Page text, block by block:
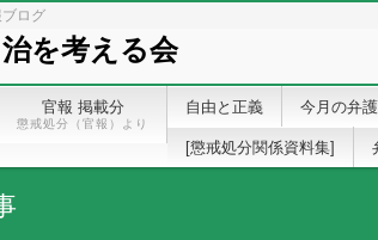
ログ
を考える会
官報 掲載分
懲戒処分（官報）より
自由と正義 今月の弁
[懲戒処分関係資料集]